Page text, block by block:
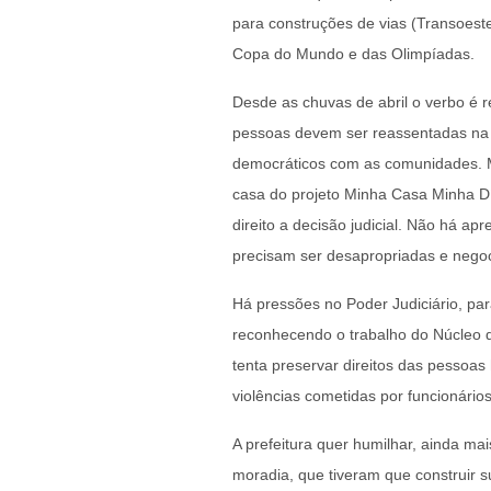
para construções de vias
Copa do Mundo e das Olimpíadas.
Desde as chuvas de abril o verbo é
pessoas devem ser reassentadas
democráticos com as
casa do projeto Minha Casa Minha
direito a decisão judicial. Não há
precisam ser desapropriadas e
Há pressões no Poder Judiciário,
reconhecendo o trabalho do Núcleo
tenta preservar direitos das
violências cometidas por
A prefeitura quer humilhar, ainda
moradia, que tiveram que construir